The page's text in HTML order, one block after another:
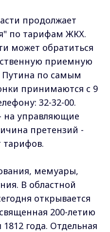
продолжает
по тарифам ЖКХ.
может обратиться
приемную
по самым
принимаются с 9
32-32-00.
на управляющие
претензий -
тарифов.
мемуары,
В областной
открывается
200-летию
года. Отдельная